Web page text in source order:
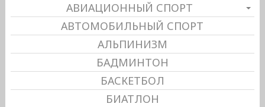
АВИАЦИОННЫЙ СПОРТ
АВТОМОБИЛЬНЫЙ СПОРТ
АЛЬПИНИЗМ
БАДМИНТОН
БАСКЕТБОЛ
БИАТЛОН